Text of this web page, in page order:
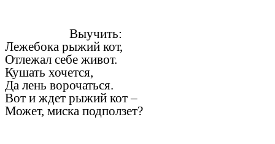
Выучить:
Лежебока рыжий кот,
Отлежал себе живот.
Кушать хочется,
Да лень ворочаться.
Вот и ждет рыжий кот –
Может, миска подползет?